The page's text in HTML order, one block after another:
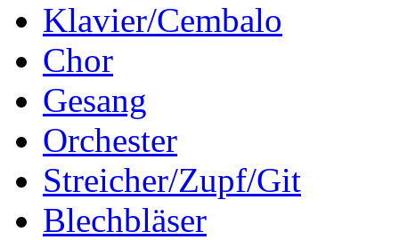
Klavier/Cembalo
Chor
Gesang
Orchester
Streicher/Zupf/Git
Blechbläser